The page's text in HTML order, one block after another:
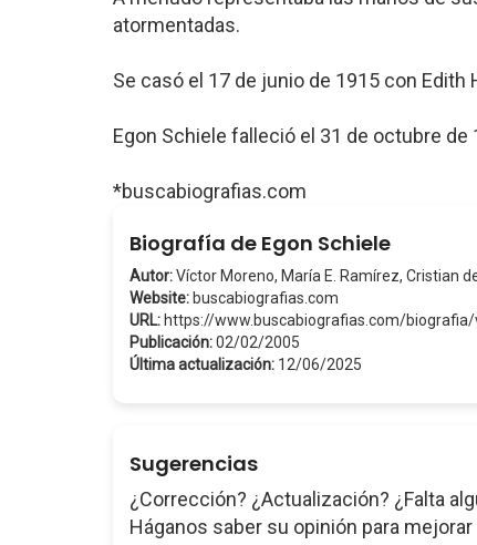
atormentadas.
Se casó el 17 de junio de 1915 con Edith
Egon Schiele falleció el 31 de octubre de
*buscabiografias.com
Biografía de Egon Schiele
Autor:Víctor Moreno, María E. Ramírez, Cristian
Website: buscabiografias.com
URL: https://www.buscabiografias.com/
Publicación:02/02/2005
Última actualización: 12/06/2025
Sugerencias
¿Corrección? ¿Actualización? ¿Falta
Háganos saber su opinión para